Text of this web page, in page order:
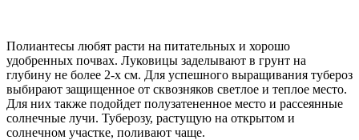
Полиантесы любят расти на питательных и хорошо
удобренных почвах. Луковицы заделывают в грунт на
глубину не более 2-х см. Для успешного выращивания тубероз
выбирают защищенное от сквозняков светлое и теплое место.
Для них также подойдет полузатененное место и рассеянные
солнечные лучи. Туберозу, растущую на открытом и
солнечном участке, поливают чаще.